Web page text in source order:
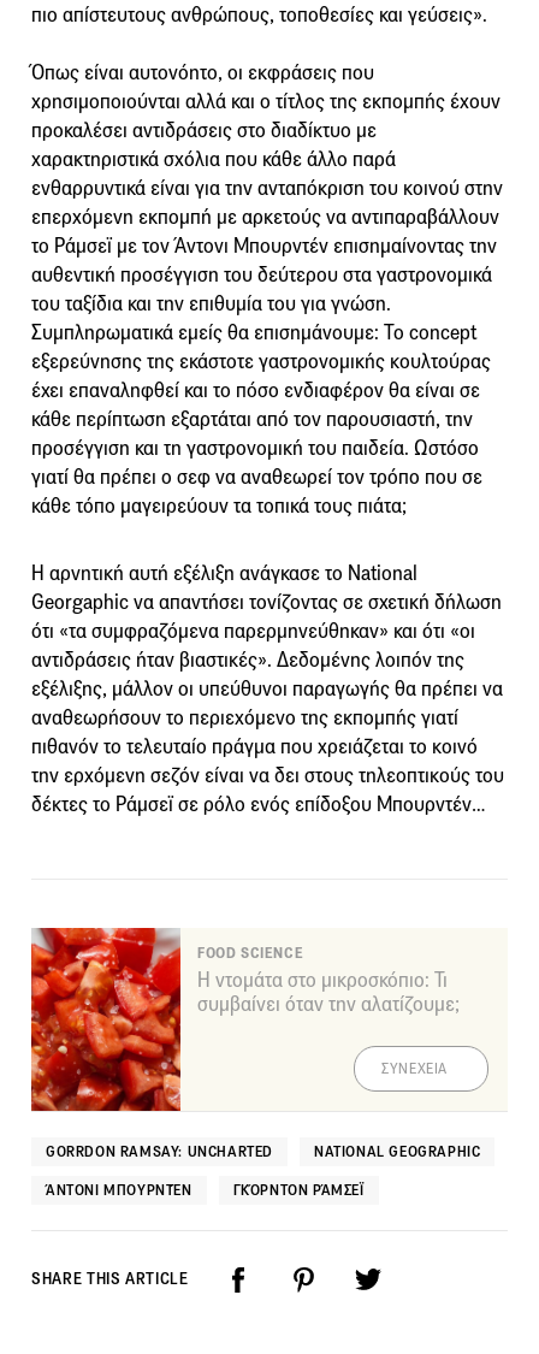
πιο απίστευτους ανθρώπους, τοποθεσίες και γεύσεις».
Όπως είναι αυτονόητο, οι εκφράσεις που
χρησιμοποιούνται αλλά και ο τίτλος της εκπομπής έχουν
προκαλέσει αντιδράσεις στο διαδίκτυο με
χαρακτηριστικά σχόλια που κάθε άλλο παρά
ενθαρρυντικά είναι για την ανταπόκριση του κοινού στην
επερχόμενη εκπομπή με αρκετούς να αντιπαραβάλλουν
το Ράμσεϊ με τον Άντονι Μπουρντέν επισημαίνοντας την
αυθεντική προσέγγιση του δεύτερου στα γαστρονομικά
του ταξίδια και την επιθυμία του για γνώση.
Συμπληρωματικά εμείς θα επισημάνουμε: Το concept
εξερεύνησης της εκάστοτε γαστρονομικής κουλτούρας
έχει επαναληφθεί και το πόσο ενδιαφέρον θα είναι σε
κάθε περίπτωση εξαρτάται από τον παρουσιαστή, την
προσέγγιση και τη γαστρονομική του παιδεία. Ωστόσο
γιατί θα πρέπει ο σεφ να αναθεωρεί τον τρόπο που σε
κάθε τόπο μαγειρεύουν τα τοπικά τους πιάτα;
Η αρνητική αυτή εξέλιξη ανάγκασε το National
Georgaphic να απαντήσει τονίζοντας σε σχετική δήλωση
ότι «τα συμφραζόμενα παρερμηνεύθηκαν» και ότι «οι
αντιδράσεις ήταν βιαστικές». Δεδομένης λοιπόν της
εξέλιξης, μάλλον οι υπεύθυνοι παραγωγής θα πρέπει να
αναθεωρήσουν το περιεχόμενο της εκπομπής γιατί
πιθανόν το τελευταίο πράγμα που χρειάζεται το κοινό
την ερχόμενη σεζόν είναι να δει στους τηλεοπτικούς του
δέκτες το Ράμσεϊ σε ρόλο ενός επίδοξου Μπουρντέν…
FOOD SCIENCE
Η ντομάτα στο μικροσκόπιο: Τι
συμβαίνει όταν την αλατίζουμε;
ΣΥΝΕΧΕΙΑ
GORRDON RAMSAY: UNCHARTED NATIONAL GEOGRAPHIC
ΆΝΤΟΝΙ ΜΠΟΥΡΝΤΈΝ ΓΚΌΡΝΤΟΝ ΡΆΜΣΕΪ
SHARE THIS ARTICLE